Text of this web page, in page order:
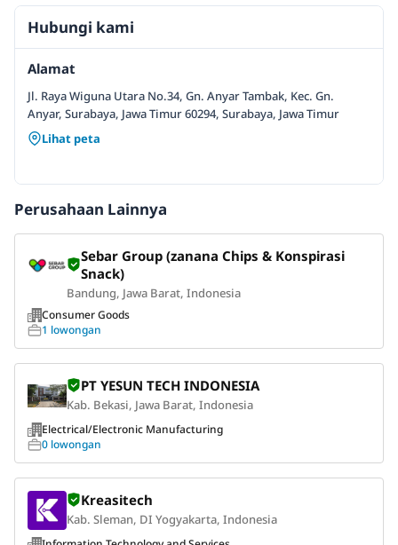
Hubungi kami
Alamat
Jl. Raya Wiguna Utara No.34, Gn. Anyar Tambak, Kec. Gn.
Anyar, Surabaya, Jawa Timur 60294, Surabaya, Jawa Timur
Lihat peta
Perusahaan Lainnya
Sebar Group (zanana Chips & Konspirasi
Snack)
Bandung, Jawa Barat, Indonesia
Consumer Goods
1 lowongan
PT YESUN TECH INDONESIA
Kab. Bekasi, Jawa Barat, Indonesia
Electrical/Electronic Manufacturing
0 lowongan
Kreasitech
Kab. Sleman, DI Yogyakarta, Indonesia